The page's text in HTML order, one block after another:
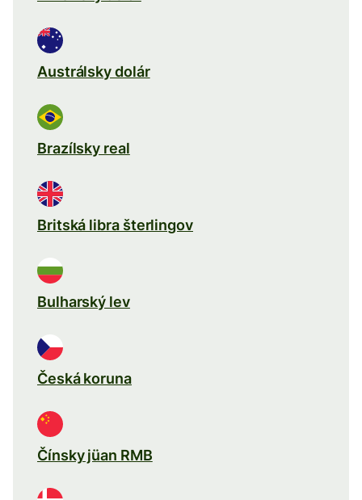
Austrálsky dolár
Brazílsky real
Britská libra šterlingov
Bulharský lev
Česká koruna
Čínsky jüan RMB